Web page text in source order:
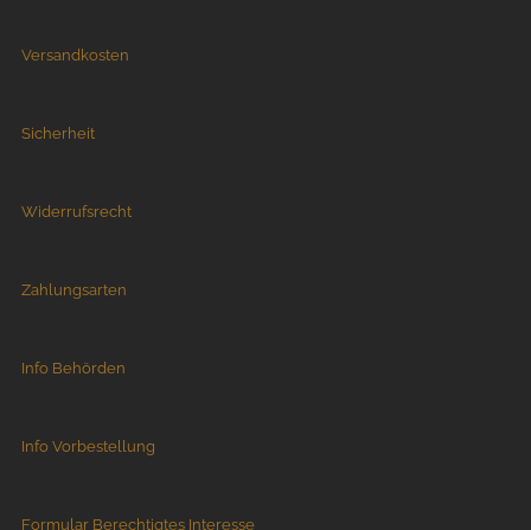
Versandkosten
Sicherheit
Widerrufsrecht
Zahlungsarten
Info Behörden
Info Vorbestellung
Formular Berechtigtes Interesse